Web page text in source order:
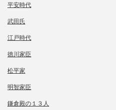
平安時代
武田氏
江戸時代
徳川家臣
松平家
明智家臣
鎌倉殿の１３人